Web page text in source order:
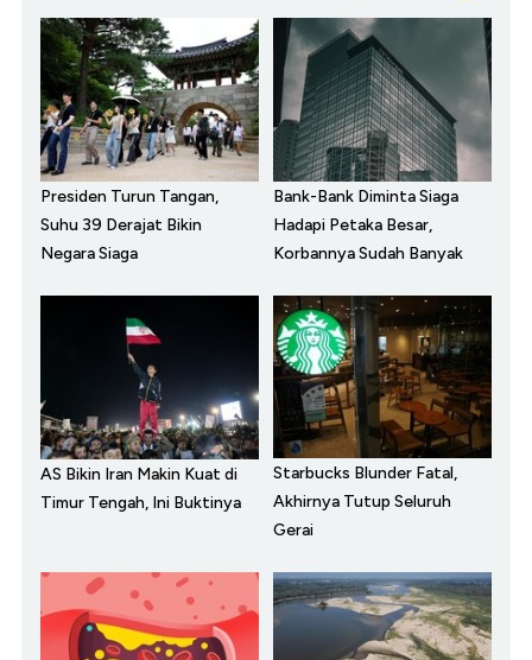
Presiden Turun Tangan,
Suhu 39 Derajat Bikin
Negara Siaga
Bank-Bank Diminta Siaga
Hadapi Petaka Besar,
Korbannya Sudah Banyak
AS Bikin Iran Makin Kuat di
Timur Tengah, Ini Buktinya
Starbucks Blunder Fatal,
Akhirnya Tutup Seluruh
Gerai